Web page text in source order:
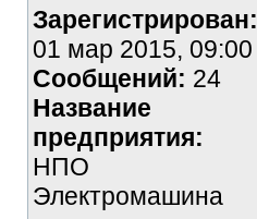
Зарегистрирован:
01 мар 2015, 09:00
Сообщений: 24
Название
предприятия:
НПО
Электромашина